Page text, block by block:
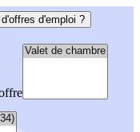
d'emploi ?